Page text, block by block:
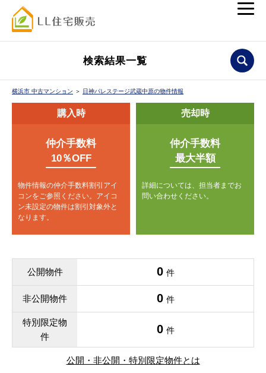
検索結果一覧
横浜市 中古マンション ＞ 日神パレステージ武蔵中原の物件情報
購入時
仲介手数料
10％OFF
物件情報の仲介手数料割引アイ
コンをご参照ください。 アイコ
ン未設定の物件は割引対象外と
なります。
売却時
仲介手数料
最大半額
詳細については、担当者までお
問い合わせください。
公開物件 0 件
非公開物件 0 件
特別限定物
件
0 件
公開・非公開・特別限定物件とは